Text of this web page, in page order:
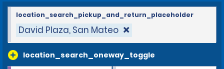
David Plaza, San Mateo
location_search_oneway_toggle
location_search_pickup_and_return_placeholder